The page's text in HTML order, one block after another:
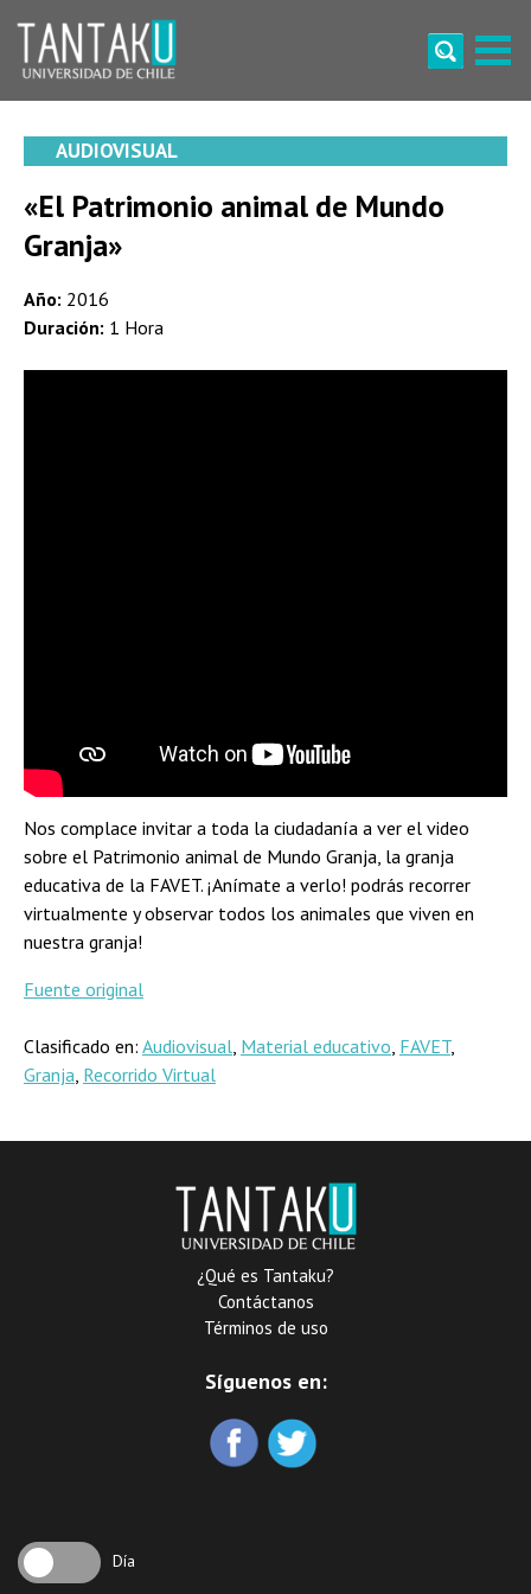
content
AUDIOVISUAL
«El Patrimonio animal de Mundo
Granja»
Año: 2016
Duración: 1 Hora
Nos complace invitar a toda la ciudadanía a ver el video
sobre el Patrimonio animal de Mundo Granja, la granja
educativa de la FAVET. ¡Anímate a verlo! podrás recorrer
virtualmente y observar todos los animales que viven en
nuestra granja!
Fuente original
Clasificado en: Audiovisual, Material educativo, FAVET,
Granja, Recorrido Virtual
¿Qué es Tantaku?
Contáctanos
Términos de uso
Síguenos en:
Día